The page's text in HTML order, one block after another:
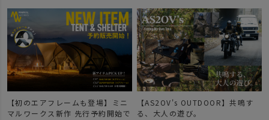
【初のエアフレームも登場】ミニ
マルワークス新作 先行予約開始で
【AS2OV's OUTDOOR】共鳴す
る、大人の遊び。